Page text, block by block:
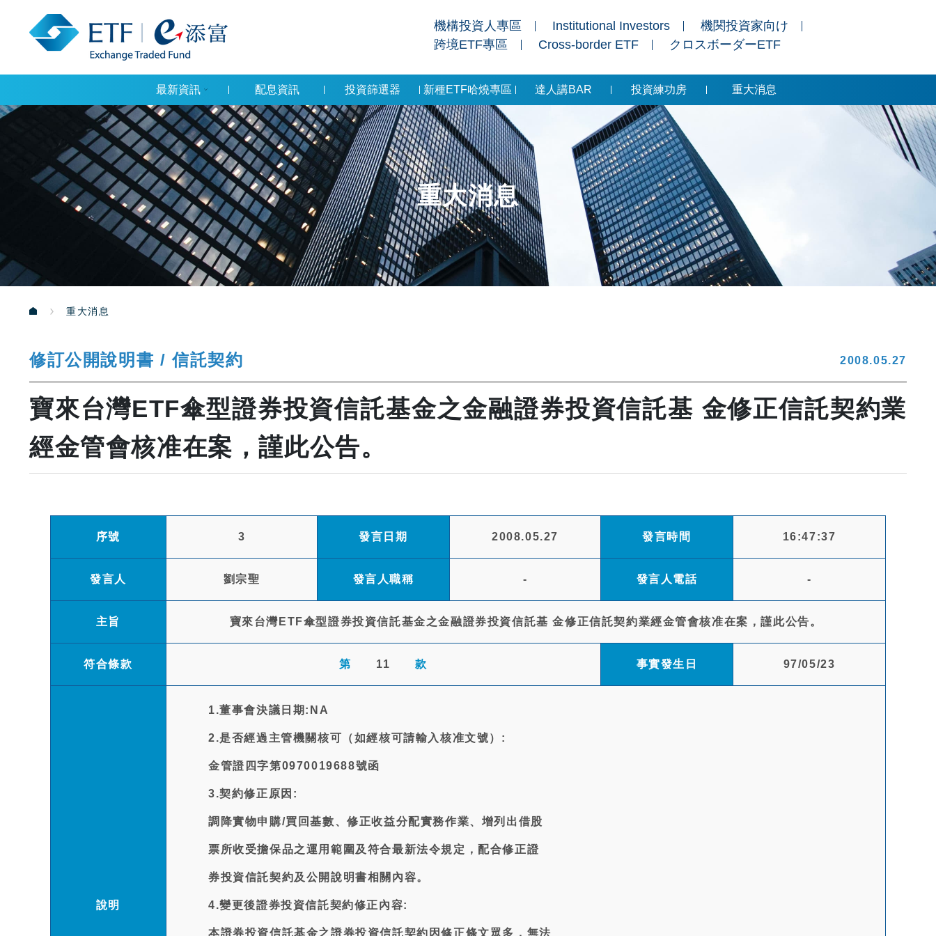
機構投資人專區 Institutional Investors
機関投資家向け
跨境ETF專區
Cross-border ETF クロスボーダーETF
最新資訊 配息資訊 投資篩選器 新種ETF哈燒專區 達人講BAR 投資練功房 重大消息
重大消息
重大消息
修訂公開說明書 / 信託契約 2008.05.27
寶來台灣ETF傘型證券投資信託基金之金融證券投資信託基 金修正信託契約業
經金管會核准在案，謹此公告。
序號 3 發言日期 2008.05.27 發言時間 16:47:37
發言人 劉宗聖 發言人職稱 - 發言人電話 -
主旨 寶來台灣ETF傘型證券投資信託基金之金融證券投資信託基 金修正信託契約業經金管會核准在案，謹此公告。
符合條款 第 11 款 事實發生日 97/05/23
說明
1.董事會決議日期:NA
2.是否經過主管機關核可（如經核可請輸入核准文號）:
金管證四字第0970019688號函
3.契約修正原因:
調降實物申購/買回基數、修正收益分配實務作業、增列出借股
票所收受擔保品之運用範圍及符合最新法令規定，配合修正證
券投資信託契約及公開說明書相關內容。
4.變更後證券投資信託契約修正內容:
本證券投資信託基金之證券投資信託契約因修正條文眾多，無法